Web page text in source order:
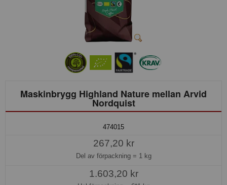
Maskinbrygg Highland Nature mellan Arvid
Nordquist
474015
267,20 kr
Del av förpackning = 1 kg
1.603,20 kr